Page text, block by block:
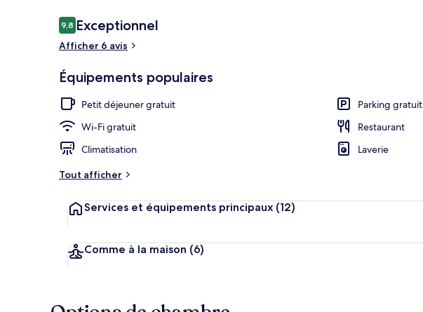
Avis
voyageurs
9,89,8 sur 10
Exceptionnel
Afficher 6 avis
Équipements populaires
Petit déjeuner gratuit
Parking gratuit
Wi-Fi gratuit
Restaurant
Climatisation
Laverie
Tout afficher
Services et équipements principaux (12)
Comme à la maison (6)